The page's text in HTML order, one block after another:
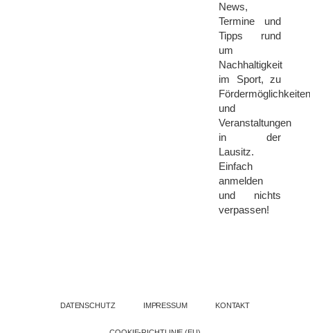
News,
Termine und
Tipps rund
um
Nachhaltigkeit
im Sport, zu
und
Veranstaltungen
in der
Lausitz.
Einfach
anmelden
und nichts
verpassen!
DATENSCHUTZ IMPRESSUM KONTAKT